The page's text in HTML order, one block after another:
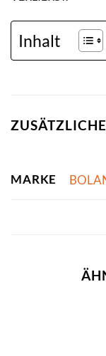
Inhalt
MARKE